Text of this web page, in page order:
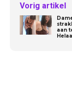
Vorig artikel
aan